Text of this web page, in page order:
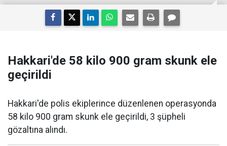
Hakkari'de 58 kilo 900 gram skunk ele
geçirildi
Hakkari'de polis ekiplerince düzenlenen operasyonda
58 kilo 900 gram skunk ele geçirildi, 3 şüpheli
gözaltına alındı.